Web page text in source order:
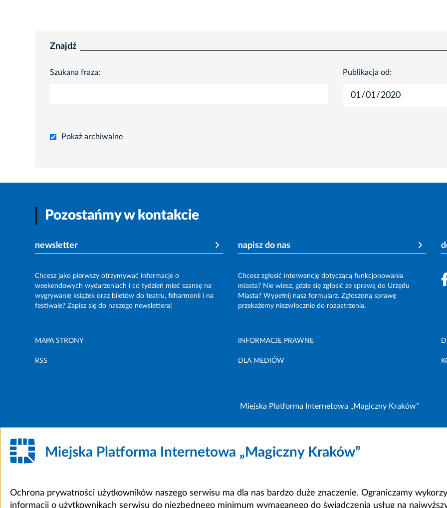
Znajdź
Szukana fraza: Publikacja od:
Pokaż archiwalne
Pozostańmy w kontakcie
newsletter
Chcesz jako pierwszy otrzymywać informacje o
weekendowych wydarzeniach i co tydzień mieć szansę na
wygrywanie książek oraz biletów do teatru, filharmonii i na
festiwale? Zapisz się do naszego newslettera!
napisz do nas
Chcesz zgłosić interwencję dotyczącą funkcjonowania
miasta? Nie wiesz, gdzie się zgłosić ze sprawą do Urzędu
Miasta? Wypełnij nasz formularz. Zgłoszoną sprawę
przekażemy niezwłocznie do rozpatrzenia.
MAPA STRONY INFORMACJE PRAWNE
RSS DLA MEDIÓW
Miejska Platforma Internetowa „Magiczny Kraków”
Miejska Platforma Internetowa „Magiczny Kraków”
Ochrona prywatności użytkowników naszego serwisu ma dla nas bardzo duże znaczenie. Ograniczamy
informacji o użytkownikach serwisu do niezbędnego minimum wymaganego do świadczenia usług na